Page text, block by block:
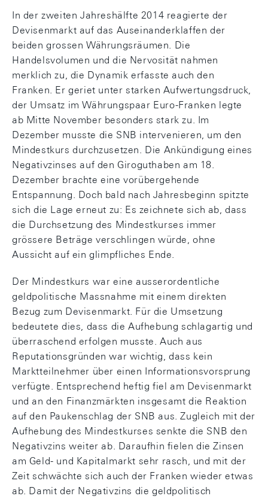
In der zweiten Jahreshälfte 2014 reagierte der
Devisenmarkt auf das Auseinanderklaffen der
beiden grossen Währungsräumen. Die
Handelsvolumen und die Nervosität nahmen
merklich zu, die Dynamik erfasste auch den
Franken. Er geriet unter starken Aufwertungsdruck,
der Umsatz im Währungspaar Euro-Franken legte
ab Mitte November besonders stark zu. Im
Dezember musste die SNB intervenieren, um den
Mindestkurs durchzusetzen. Die Ankündigung eines
Negativzinses auf den Giroguthaben am 18.
Dezember brachte eine vorübergehende
Entspannung. Doch bald nach Jahresbeginn spitzte
sich die Lage erneut zu: Es zeichnete sich ab, dass
die Durchsetzung des Mindestkurses immer
grössere Beträge verschlingen würde, ohne
Aussicht auf ein glimpfliches Ende.
Der Mindestkurs war eine ausserordentliche
geldpolitische Massnahme mit einem direkten
Bezug zum Devisenmarkt. Für die Umsetzung
bedeutete dies, dass die Aufhebung schlagartig und
überraschend erfolgen musste. Auch aus
Reputationsgründen war wichtig, dass kein
Marktteilnehmer über einen Informationsvorsprung
verfügte. Entsprechend heftig fiel am Devisenmarkt
und an den Finanzmärkten insgesamt die Reaktion
auf den Paukenschlag der SNB aus. Zugleich mit der
Aufhebung des Mindestkurses senkte die SNB den
Negativzins weiter ab. Daraufhin fielen die Zinsen
am Geld- und Kapitalmarkt sehr rasch, und mit der
Zeit schwächte sich auch der Franken wieder etwas
ab. Damit der Negativzins die geldpolitisch